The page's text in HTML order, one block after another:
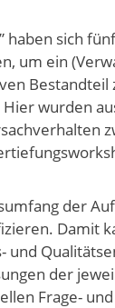
sich
um ein
wurden
der
Damit
und
der
Frage-